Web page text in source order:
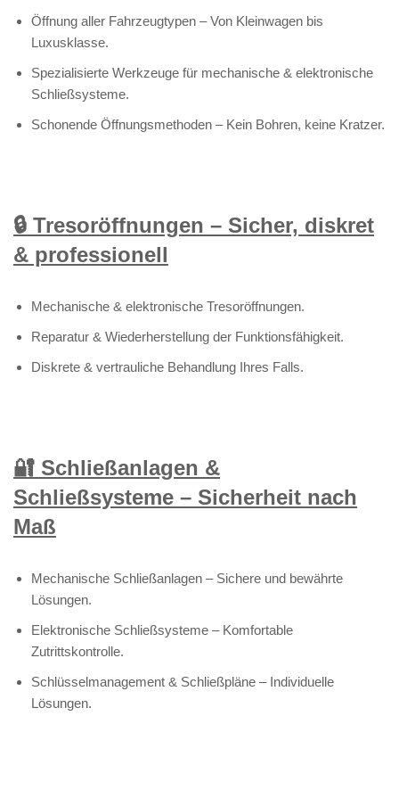
Öffnung aller Fahrzeugtypen – Von Kleinwagen bis
Luxusklasse.
Spezialisierte Werkzeuge für mechanische & elektronische
Schließsysteme.
Schonende Öffnungsmethoden – Kein Bohren, keine Kratzer.
🔒 Tresoröffnungen – Sicher, diskret
& professionell
Mechanische & elektronische Tresoröffnungen.
Reparatur & Wiederherstellung der Funktionsfähigkeit.
Diskrete & vertrauliche Behandlung Ihres Falls.
🔐 Schließanlagen &
Schließsysteme – Sicherheit nach
Maß
Mechanische Schließanlagen – Sichere und bewährte
Lösungen.
Elektronische Schließsysteme – Komfortable
Zutrittskontrolle.
Schlüsselmanagement & Schließpläne – Individuelle
Lösungen.